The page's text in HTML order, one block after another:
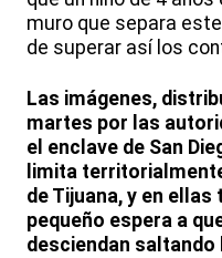
muro que separa
de superar así los
Las imágenes,
martes por las
el enclave de San
limita
de Tijuana, y en ellas
pequeño espera a
desciendan saltando